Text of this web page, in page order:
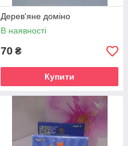
Дерев'яне доміно
В наявності
70 ₴
Купити